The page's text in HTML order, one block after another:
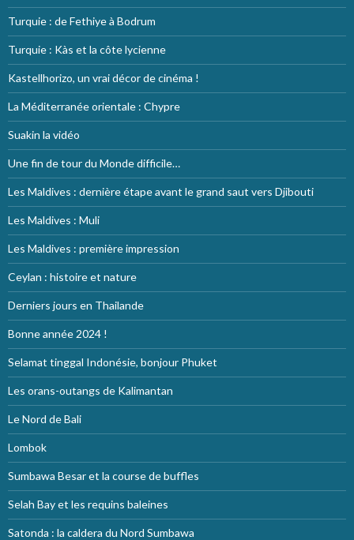
Turquie : de Fethiye à Bodrum
Turquie : Kàs et la côte lycienne
Kastellhorizo, un vrai décor de cinéma !
La Méditerranée orientale : Chypre
Suakin la vidéo
Une fin de tour du Monde difficile…
Les Maldives : dernière étape avant le grand saut vers Djibouti
Les Maldives : Muli
Les Maldives : première impression
Ceylan : histoire et nature
Derniers jours en Thailande
Bonne année 2024 !
Selamat tinggal Indonésie, bonjour Phuket
Les orans-outangs de Kalimantan
Le Nord de Bali
Lombok
Sumbawa Besar et la course de buffles
Selah Bay et les requins baleines
Satonda : la caldera du Nord Sumbawa